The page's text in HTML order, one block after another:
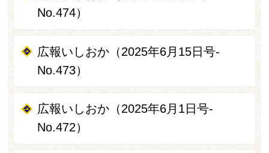
No.474）
広報いしおか（2025年6月15日号-
No.473）
広報いしおか（2025年6月1日号-
No.472）